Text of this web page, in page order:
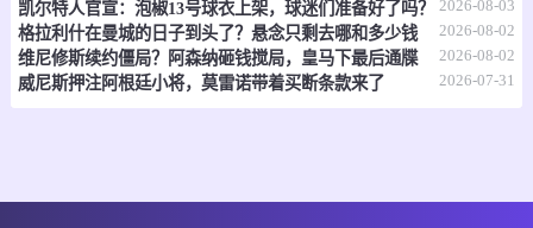
情报
冰女甲 08-07 22:00 直播中
凯尔特人官宣：泡椒13号球衣上架，球迷们准备好了吗？ 2026-08-03
格拉利什在曼城的日子到头了？悬念只剩去哪和多少钱 2026-08-02
维尼修斯续约僵局？阿森纳砸钱搅局，皇马下最后通牒 2026-08-02
威尼斯押注阿根廷小将，莫雷诺带着买断条款来了 2026-07-31